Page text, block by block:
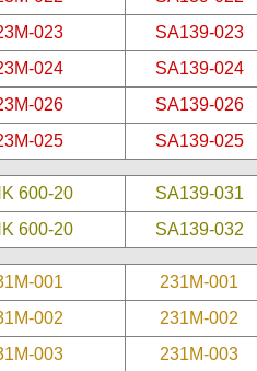
023
SA139-023
024
SA139-024
026
SA139-026
025 SA139-025
600-20
SA139-031
600-20 SA139-032
001
231M-001
002
231M-002
003
231M-003